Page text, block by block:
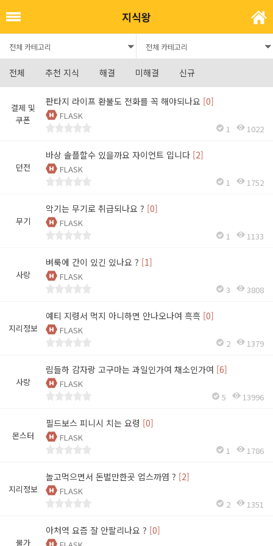
지식왕
전체 추천 지식 해결 미해결 신규
결제 및
쿠폰
판타지 라이프 환불도 전화를 꼭 해야되나요 [0]
FLASK
1
1022
던전
바상 솔플할수 있을까요 자이언트 입니다 [2]
FLASK
1
1752
무기
악기는 무기로 취급되나요 ? [0]
FLASK
1
1133
사랑
벼룩에 간이 있긴 있나요 ? [1]
FLASK
3
3808
지리정보
예티 지령서 먹지 아니하면 안나오나여 흑흑 [0]
FLASK
2
1379
사랑
림들하 감자랑 고구마는 과일인가여 채소인가여 [6]
FLASK
5
13996
몬스터
필드보스 피니시 치는 요령 [0]
FLASK
1
1786
지리정보
놀고먹으면서 돈벌만한곳 업스까염 ? [2]
FLASK
2
1351
물가
아처역 요즘 잘 안팔리나요 ? [0]